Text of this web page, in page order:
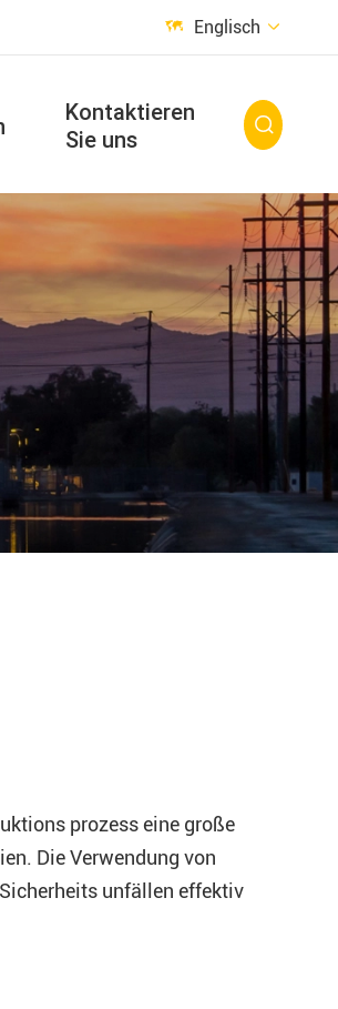
 Englisch 
Kontaktieren
Sie uns

prozess eine große
Die Verwendung von
unfällen effektiv